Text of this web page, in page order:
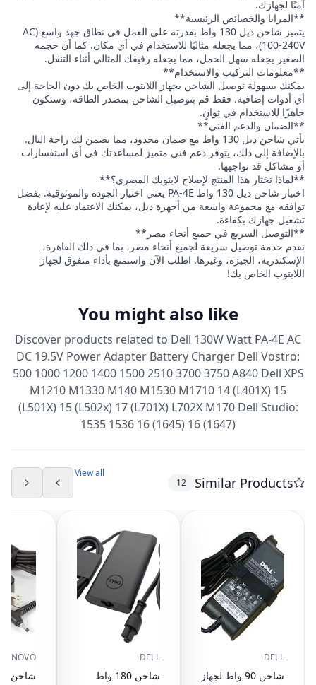
آمنًا لجهازك.
**المزايا والخصائص الرئيسية**
يتميز شاحن ديل 130 واط بقدرته على العمل في نطاق جهد واسع (AC
100-240V)، مما يجعله مثاليًا للاستخدام في أي مكان. كما أن حجمه
الصغير يجعله سهل الحمل، مما يجعله رفيقك المثالي أثناء التنقل.
**معلومات التركيب والاستخدام**
يمكنك بسهولة توصيل الشاحن بجهاز اللابتوب الخاص بك دون الحاجة إلى
أي أدوات إضافية. فقط قم بتوصيل الشاحن بمصدر الطاقة، وستكون
جاهزًا للاستخدام في ثوانٍ.
**الضمان والدعم الفني**
يأتي شاحن ديل 130 واط مع ضمان محدود، مما يضمن لك راحة البال.
بالإضافة إلى ذلك، يتوفر دعم فني متميز لمساعدتك في أي استفسارات
أو مشاكل قد تواجهها.
**لماذا تختار هذا المنتج لإصلاح لابتوبك المصري؟**
اختيار شاحن ديل 130 واط PA-4E يعني اختيار الجودة والموثوقية. بفضل
توافقه مع مجموعة واسعة من أجهزة ديل، يمكنك الاعتماد عليه لإعادة
تشغيل جهازك بكفاءة.
**التوصيل السريع في جميع أنحاء مصر**
نقدم خدمة توصيل سريعة لجميع أنحاء مصر، بما في ذلك القاهرة،
الإسكندرية، الجيزة، وغيرها. اطلب الآن واستمتع بأداء متفوق لجهاز
اللابتوب الخاص بك!
You might also like
Discover products related to Dell 130W Watt PA-4E AC
DC 19.5V Power Adapter Battery Charger Dell Vostro:
500 1000 1200 1400 1500 2510 3700 3750 A840 Dell XPS
M1210 M1330 M140 M1530 M1710 14 (L401X) 15
(L501X) 15 (L502x) 17 (L701X) L702X M170 Dell Studio:
1535 1536 16 (1645) 16 (1647)
Similar Products
12
View all
DELL
شاحن 90 واط لجهاز
DELL
شاحن 180 واط
LENOVO
شاحن